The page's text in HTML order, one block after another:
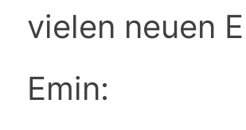
vielen neuen
Emin: